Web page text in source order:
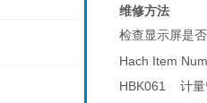
维修方法
检查显示屏是
Hach Item
HBK061 计量